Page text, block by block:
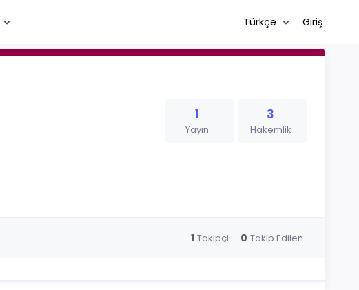
Türkçe Giriş
1
Yayın
3
Hakemlik
1 Takipçi 0 Takip Edilen